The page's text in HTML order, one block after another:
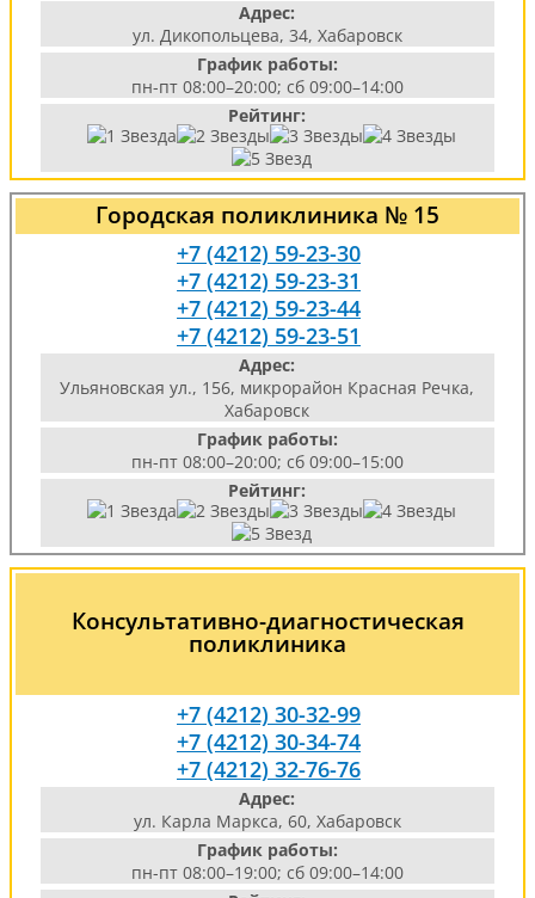
Адрес:
ул. Дикопольцева, 34, Хабаровск
График работы:
пн-пт 08:00–20:00; сб 09:00–14:00
Рейтинг:
Городская поликлиника № 15
+7 (4212) 59-23-30
+7 (4212) 59-23-31
+7 (4212) 59-23-44
+7 (4212) 59-23-51
Адрес:
Ульяновская ул., 156, микрорайон Красная Речка,
Хабаровск
График работы:
пн-пт 08:00–20:00; сб 09:00–15:00
Рейтинг:
Консультативно-диагностическая
поликлиника
+7 (4212) 30-32-99
+7 (4212) 30-34-74
+7 (4212) 32-76-76
Адрес:
ул. Карла Маркса, 60, Хабаровск
График работы:
пн-пт 08:00–19:00; сб 09:00–14:00